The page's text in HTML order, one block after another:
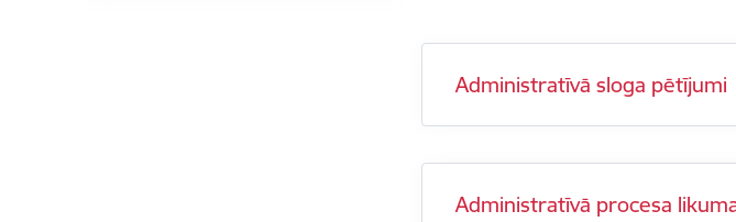
Administratīvā sloga pētījumi
Administratīvā procesa